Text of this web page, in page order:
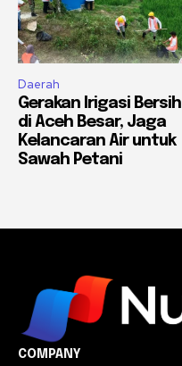
Daerah
Gerakan Irigasi Bersih
di Aceh Besar, Jaga
Kelancaran Air untuk
Sawah Petani
COMPANY